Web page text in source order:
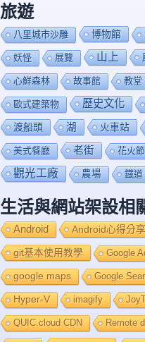
旅遊
八里城市沙雕 博物館
妖怪 展覽 山上
心鮮森林 故事館 教堂
歐式建築物 歷史文化
渡船頭 湖 火車站
美式餐廳 老街 花火節
觀光工廠 農場 鐡道
生活與網站架設相
Android Android心得分
git基本使用教學 Google
google maps Google
Hyper-V imagify
QUIC.cloud CDN Remote